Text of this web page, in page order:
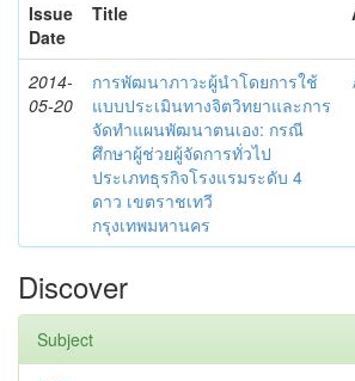
Issue
Date
Title
2014-
05-20
การพัฒนาภาวะผู้นำโดยการใช้
แบบประเมินทางจิตวิทยาและการ
จัดทำแผนพัฒนาตนเอง: กรณี
ศึกษาผู้ช่วยผู้จัดการทั่วไป
ประเภทธุรกิจโรงแรมระดับ 4
ดาว เขตราชเทวี
กรุงเทพมหานคร
Discover
Subject